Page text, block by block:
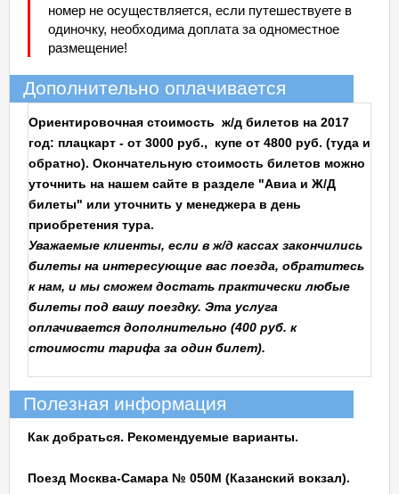
номер не осуществляется, если путешествуете в
одиночку, необходима доплата за одноместное
размещение!
Дополнительно оплачивается
Ориентировочная стоимость ж/д билетов на 2017
год: плацкарт - от 3000 руб., купе от 4800 руб. (туда и
обратно). Окончательную стоимость билетов можно
уточнить на нашем сайте в разделе "Авиа и Ж/Д
билеты" или уточнить у менеджера в день
приобретения тура.
Уважаемые клиенты, если в ж/д кассах закончились
билеты на интересующие вас поезда, обратитесь
к нам, и мы сможем достать практически любые
билеты под вашу поездку. Эта услуга
оплачивается дополнительно (400 руб. к
стоимости тарифа за один билет).
Полезная информация
Как добраться. Рекомендуемые варианты.
Поезд Москва-Самара № 050М (Казанский вокзал).